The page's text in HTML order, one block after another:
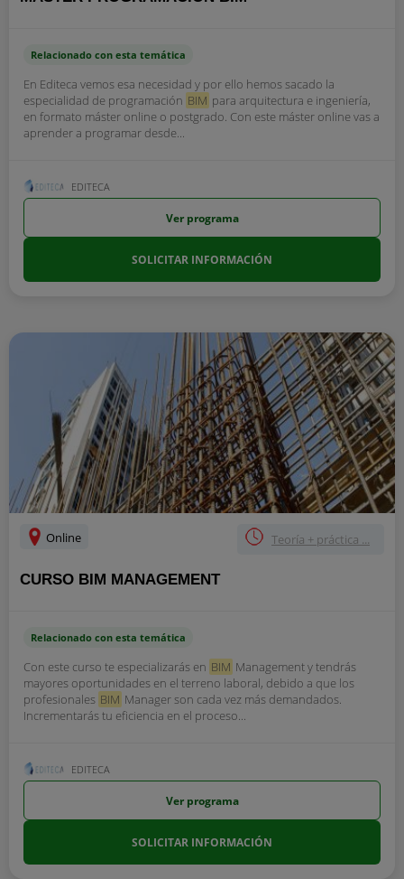
Relacionado con esta temática
En Editeca vemos esa necesidad y por ello hemos sacado la
especialidad de programación BIM para arquitectura e ingeniería,
en formato máster online o postgrado. Con este máster online vas a
aprender a programar desde...
EDITECA
Ver programa
SOLICITAR INFORMACIÓN
Online Teoría + práctica ...
CURSO BIM MANAGEMENT
Relacionado con esta temática
Con este curso te especializarás en BIM Management y tendrás
mayores oportunidades en el terreno laboral, debido a que los
profesionales BIM Manager son cada vez más demandados.
Incrementarás tu eficiencia en el proceso...
EDITECA
Ver programa
SOLICITAR INFORMACIÓN